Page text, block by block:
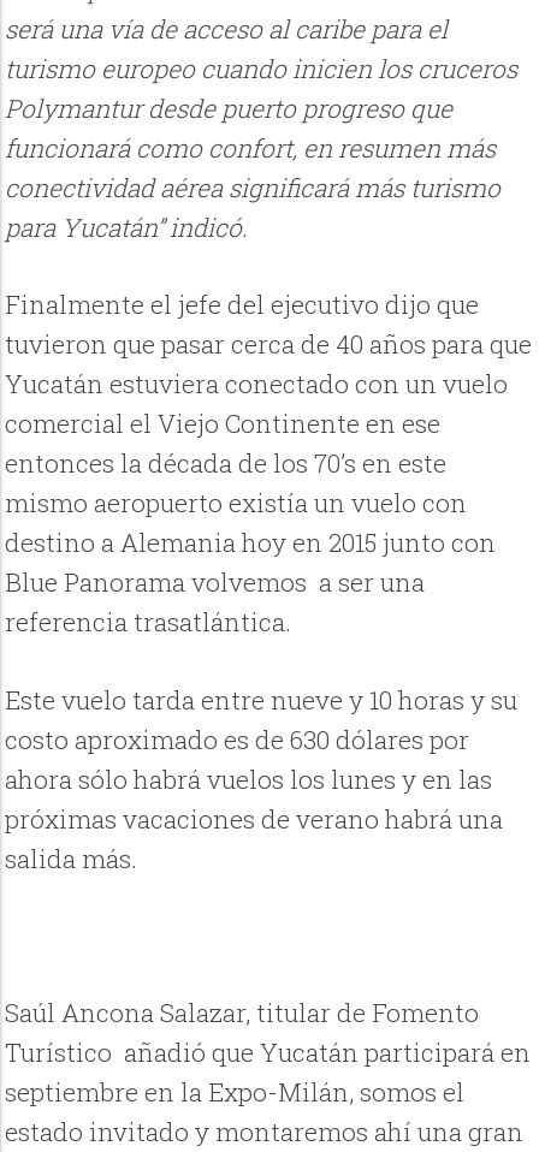
será una vía de acceso al caribe para el
turismo europeo cuando inicien los cruceros
Polymantur desde puerto progreso que
funcionará como confort, en resumen más
conectividad aérea significará más turismo
para Yucatán” indicó.
Finalmente el jefe del ejecutivo dijo que
tuvieron que pasar cerca de 40 años para que
Yucatán estuviera conectado con un vuelo
comercial el Viejo Continente en ese
entonces la década de los 70’s en este
mismo aeropuerto existía un vuelo con
destino a Alemania hoy en 2015 junto con
Blue Panorama volvemos a ser una
referencia trasatlántica.
Este vuelo tarda entre nueve y 10 horas y su
costo aproximado es de 630 dólares por
ahora sólo habrá vuelos los lunes y en las
próximas vacaciones de verano habrá una
salida más.
Saúl Ancona Salazar, titular de Fomento
Turístico añadió que Yucatán participará en
septiembre en la Expo-Milán, somos el
estado invitado y montaremos ahí una gran